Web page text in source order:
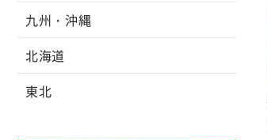
九州・沖縄
北海道
東北